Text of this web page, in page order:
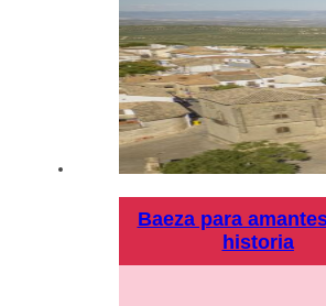
Baeza para
historia